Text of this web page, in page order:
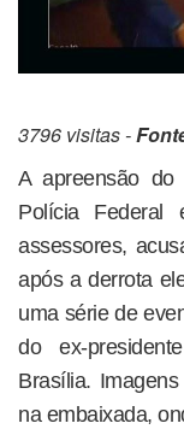
3796 visitas -
A apreensão do
Polícia
assessores,
após a derrota
uma série de
do ex-
Brasília.
na embaixada,